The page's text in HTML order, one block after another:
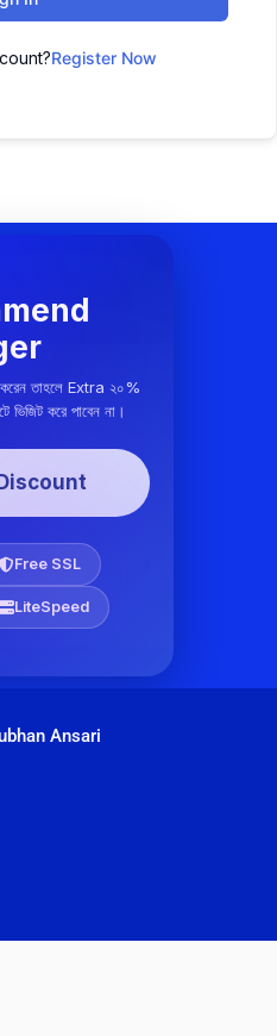
Register Now
করেন তাহলে Extra ২০%
ভিজিট করে পাবেন না।
Free SSL
LiteSpeed
Ansari